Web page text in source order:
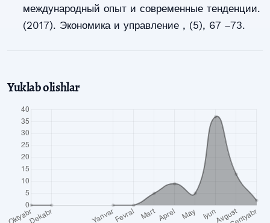
международный опыт и современные тенденции.
(2017). Экономика и управление , (5), 67 –73.
Yuklab olishlar